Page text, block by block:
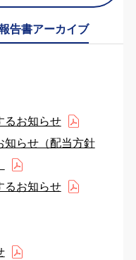
告書アーカイブ
るお知らせ
知らせ（配当方針
るお知らせ